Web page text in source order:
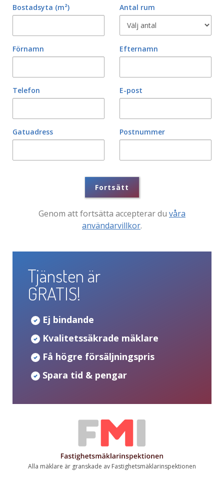
Bostadsyta (m²) Antal rum
Förnamn Efternamn
Telefon E-post
Gatuadress Postnummer
Fortsätt
Genom att fortsätta accepterar du våra
användarvillkor.
Tjänsten är
GRATIS!
Ej bindande
Kvalitetssäkrade mäklare
Få högre försäljningspris
Spara tid & pengar
Alla mäklare är granskade av Fastighetsmäklarinspektionen